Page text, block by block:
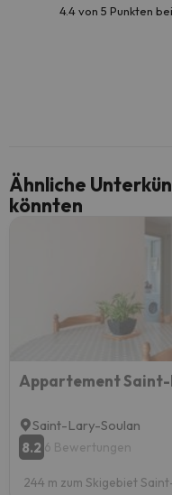
4.4 von 5 Punkten
Ähnliche
könnten
Saint-Lary-Soulan
8.2 6 Bewertungen
244 m zum Skigebiet